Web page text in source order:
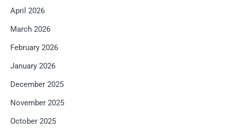
April 2026
March 2026
February 2026
January 2026
December 2025
November 2025
October 2025